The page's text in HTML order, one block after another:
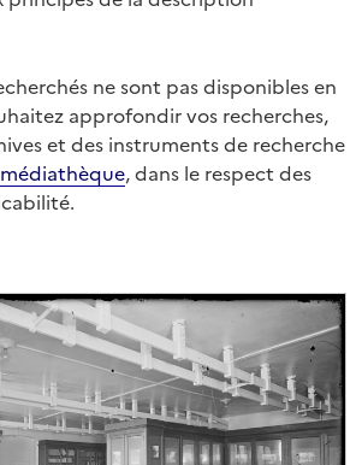
ne sont pas disponibles en
approfondir vos recherches,
et des instruments de recherche
, dans le respect des